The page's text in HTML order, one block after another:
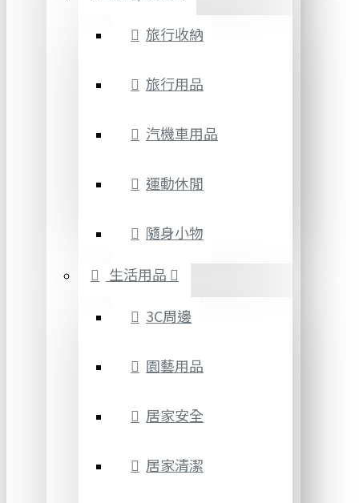
旅行收納
旅行用品
汽機車用品
運動休閒
隨身小物
生活用品
3C周邊
園藝用品
居家安全
居家清潔